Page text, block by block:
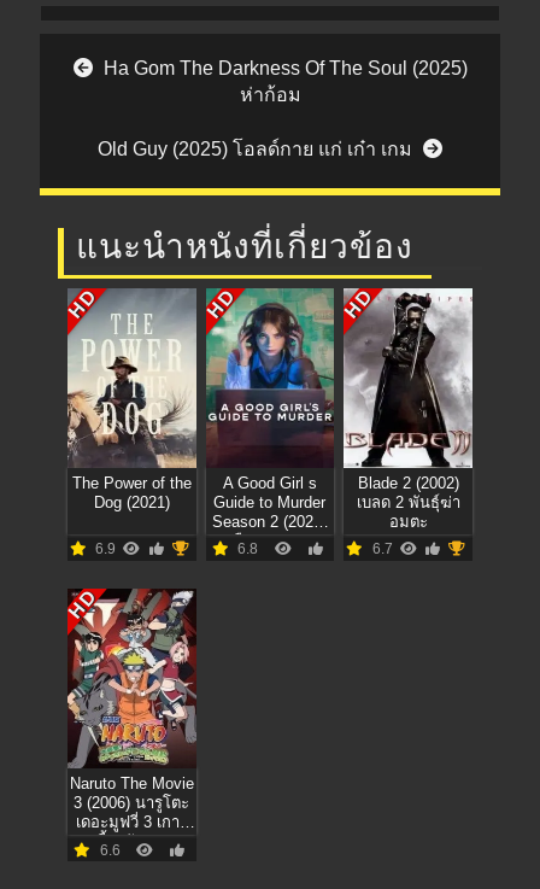
Post navigation
Ha Gom The Darkness Of The Soul (2025)
ห่าก้อม
Old Guy (2025) โอลด์กาย แก่ เก๋า เกม
แนะนำหนังที่เกี่ยวข้อง
HD
The Power of the
Dog (2021)
6.9
HD
A Good Girl s
Guide to Murder
Season 2 (2026)
คู่มือฆาตกรรม
ฉบับเด็กดี 2
6.8
HD
Blade 2 (2002)
เบลด 2 พันธุ์ฆ่า
อมตะ
6.7
HD
Naruto The Movie
3 (2006) นารูโตะ
เดอะมูฟวี่ 3 เกาะ
เสี้ยวจันทรา
6.6